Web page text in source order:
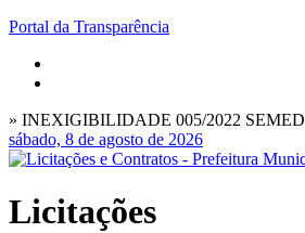
Portal da Transparência
» INEXIGIBILIDADE 005/2022 SEMED
sábado, 8 de agosto de 2026
Licitações